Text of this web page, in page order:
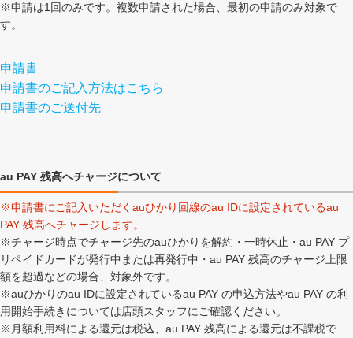
※申請は1回のみです。複数申請された場合、最初の申請のみ対象で
す。
申請書
申請書のご記入方法はこちら
申請書のご送付先
au PAY 残高へチャージについて
※申請書にご記入いただくauひかり回線のau IDに設定されているau
PAY 残高へチャージします。
※チャージ時点でチャージ先のauひかりを解約・一時休止・au PAY プ
リペイドカードが発行中または再発行中・au PAY 残高のチャージ上限
額を超過などの場合、対象外です。
※auひかりのau IDに設定されているau PAY の申込方法やau PAY の利
用開始手続きについては店頭スタッフにご確認ください。
※月額利用料による還元は税込、au PAY 残高による還元は不課税で